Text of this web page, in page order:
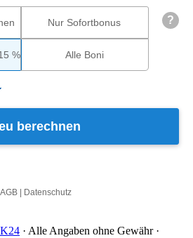
· Alle Angaben ohne Gewähr ·